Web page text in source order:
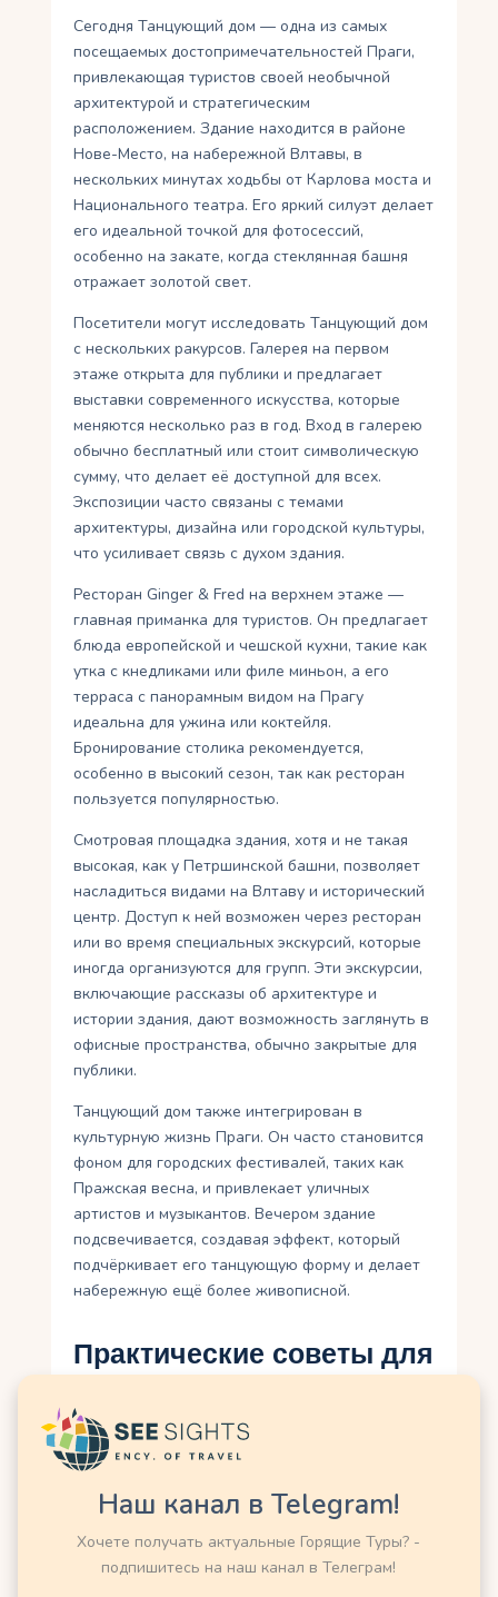
Сегодня Танцующий дом — одна из самых
посещаемых достопримечательностей Праги,
привлекающая туристов своей необычной
архитектурой и стратегическим
расположением. Здание находится в районе
Нове-Место, на набережной Влтавы, в
нескольких минутах ходьбы от Карлова моста и
Национального театра. Его яркий силуэт делает
его идеальной точкой для фотосессий,
особенно на закате, когда стеклянная башня
отражает золотой свет.
Посетители могут исследовать Танцующий дом
с нескольких ракурсов. Галерея на первом
этаже открыта для публики и предлагает
выставки современного искусства, которые
меняются несколько раз в год. Вход в галерею
обычно бесплатный или стоит символическую
сумму, что делает её доступной для всех.
Экспозиции часто связаны с темами
архитектуры, дизайна или городской культуры,
что усиливает связь с духом здания.
Ресторан Ginger & Fred на верхнем этаже —
главная приманка для туристов. Он предлагает
блюда европейской и чешской кухни, такие как
утка с кнедликами или филе миньон, а его
терраса с панорамным видом на Прагу
идеальна для ужина или коктейля.
Бронирование столика рекомендуется,
особенно в высокий сезон, так как ресторан
пользуется популярностью.
Смотровая площадка здания, хотя и не такая
высокая, как у Петршинской башни, позволяет
насладиться видами на Влтаву и исторический
центр. Доступ к ней возможен через ресторан
или во время специальных экскурсий, которые
иногда организуются для групп. Эти экскурсии,
включающие рассказы об архитектуре и
истории здания, дают возможность заглянуть в
офисные пространства, обычно закрытые для
публики.
Танцующий дом также интегрирован в
культурную жизнь Праги. Он часто становится
фоном для городских фестивалей, таких как
Пражская весна, и привлекает уличных
артистов и музыкантов. Вечером здание
подсвечивается, создавая эффект, который
подчёркивает его танцующую форму и делает
набережную ещё более живописной.
Практические советы для
Если вы планируете посетить Танцующий дом,
вот несколько рекомендаций, чтобы сделать
: Здание доступно
круглый год, но лучше приезжать
весной или осенью, когда Прага
Наш канал в Telegram!
Хочете получать актуальные Горящие Туры? -
подпишитесь на наш канал в Телеграм!